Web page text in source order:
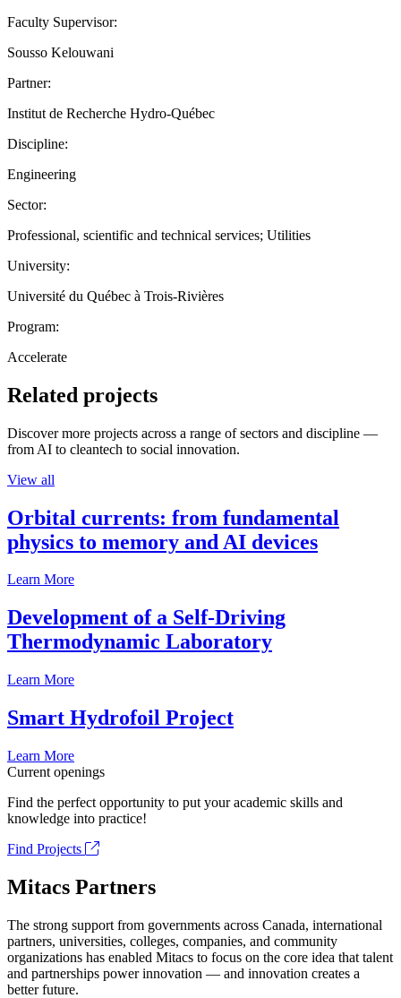
Faculty Supervisor:
Sousso Kelouwani
Partner:
Institut de Recherche Hydro-Québec
Discipline:
Engineering
Sector:
Professional, scientific and technical services; Utilities
University:
Université du Québec à Trois-Rivières
Program:
Accelerate
Related projects
Discover more projects across a range of sectors and discipline —
from AI to cleantech to social innovation.
View all
Orbital currents: from fundamental
physics to memory and AI devices
Learn More
Development of a Self-Driving
Thermodynamic Laboratory
Learn More
Smart Hydrofoil Project
Learn More
Current openings
Find the perfect opportunity to put your academic skills and
knowledge into practice!
Find Projects
Mitacs Partners
The strong support from governments across Canada, international
partners, universities, colleges, companies, and community
organizations has enabled Mitacs to focus on the core idea that talent
and partnerships power innovation — and innovation creates a
better future.